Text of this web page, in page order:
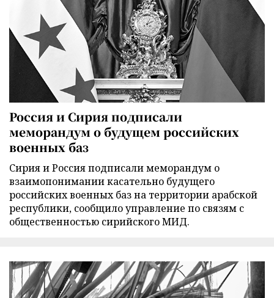
Россия и Сирия подписали
меморандум о будущем российских
военных баз
Сирия и Россия подписали меморандум о
взаимопонимании касательно будущего
российских военных баз на территории арабской
республики, сообщило управление по связям с
общественностью сирийского МИД.